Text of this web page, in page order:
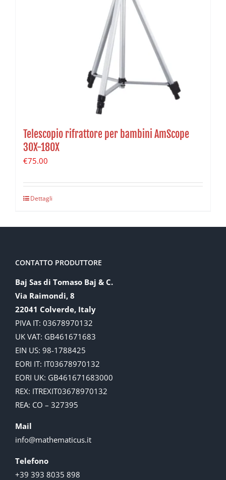
Telescopio rifrattore per bambini AmScope
30X-180X
€75.00
Dettagli
CONTATTO PRODUTTORE
Baj Sas di Tomaso Baj & C.
Via Raimondi, 8
22041 Colverde, Italy
PIVA IT: 03678970132
UK VAT: GB461671683
EIN US: 98-1788425
EORI IT: IT03678970132
EORI UK: GB461671683000
REX: ITREXIT03678970132
REA: CO – 327395
Mail
info@mathematicus.it
Telefono
+39 393 8035 898